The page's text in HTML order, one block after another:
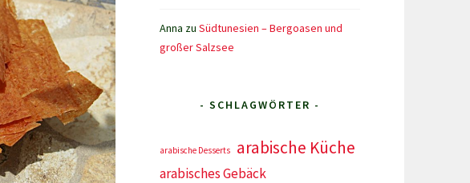
Anna zu Südtunesien – Bergoasen und
großer Salzsee
- SCHLAGWÖRTER -
arabische Desserts arabische Küche
arabisches Gebäck